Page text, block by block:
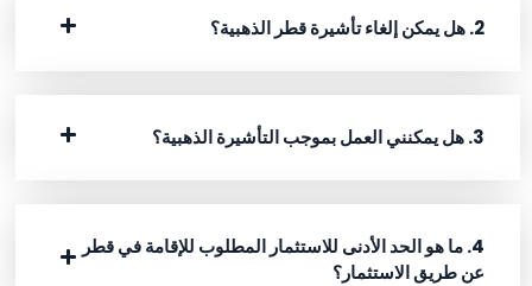
2. هل يمكن إلغاء تأشيرة قطر الذهبية؟
3. هل يمكنني العمل بموجب التأشيرة الذهبية؟
4. ما هو الحد الأدنى للاستثمار المطلوب للإقامة في قطر
عن طريق الاستثمار؟